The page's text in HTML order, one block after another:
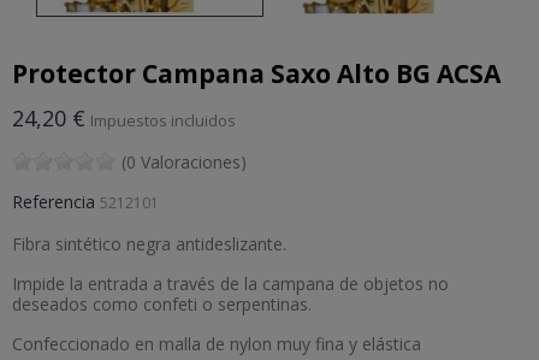
Protector Campana Saxo Alto BG ACSA
24,20 € Impuestos incluidos
(0 Valoraciones)
Referencia 5212101
Fibra sintético negra antideslizante.
Impide la entrada a través de la campana de objetos no
deseados como confeti o serpentinas.
Confeccionado en malla de nylon muy fina y elástica